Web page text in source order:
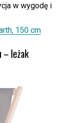
w wygodę i
150 cm
– leżak